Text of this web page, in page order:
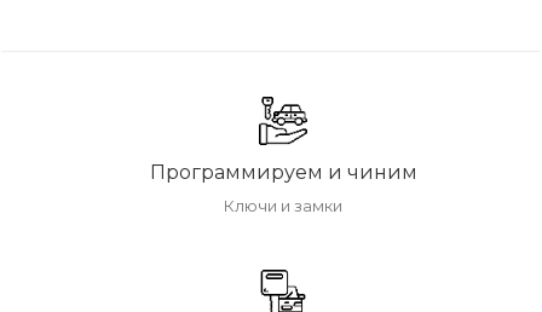
Программируем и чиним
Ключи и замки